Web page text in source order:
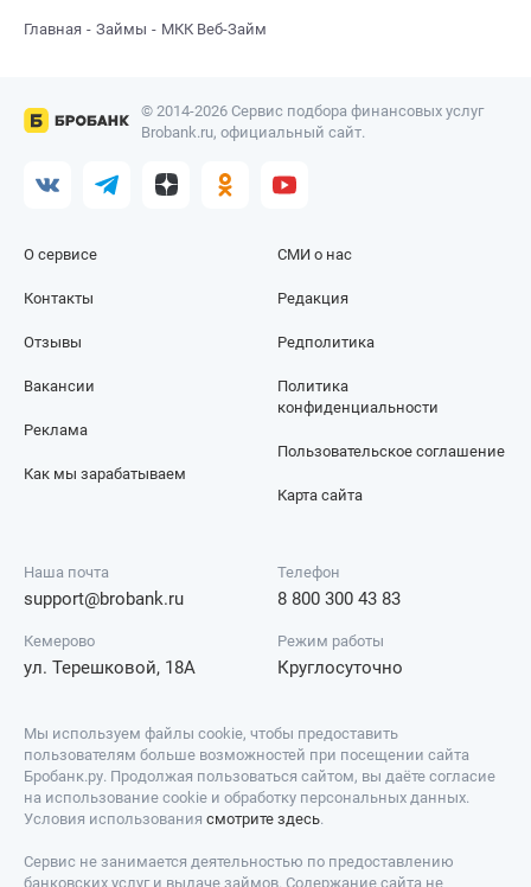
Главная Займы МКК Веб-Займ
© 2014-2026 Сервис подбора финансовых услуг
Brobank.ru, официальный сайт.
О сервисе
Контакты
Отзывы
СМИ о нас
Редакция
Редполитика
Вакансии
Реклама
Как мы зарабатываем
Политика
конфиденциальности
Пользовательское соглашение
Карта сайта
Наша почта
support@brobank.ru
Телефон
8 800 300 43 83
Кемерово
ул. Терешковой, 18А
Режим работы
Круглосуточно
Мы используем файлы cookie, чтобы предоставить
пользователям больше возможностей при посещении сайта
Бробанк.ру. Продолжая пользоваться сайтом, вы даёте согласие
на использование cookie и обработку персональных данных.
Условия использования смотрите здесь.
Сервис не занимается деятельностью по предоставлению
банковских услуг и выдаче займов. Содержание сайта не